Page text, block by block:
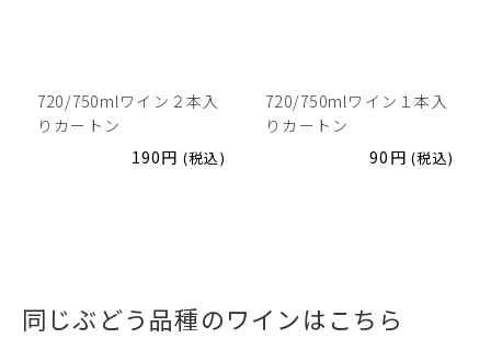
720/750mlワイン２本入
りカートン
190円 (税込)
720/750mlワイン１本入
りカートン
90 円 (税込)
同じぶどう品種のワインはこちら